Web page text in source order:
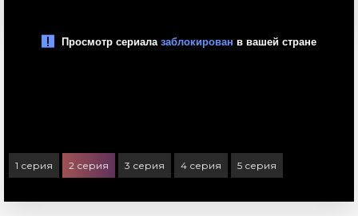
1 серия 2 серия 3 серия 4 серия 5 серия